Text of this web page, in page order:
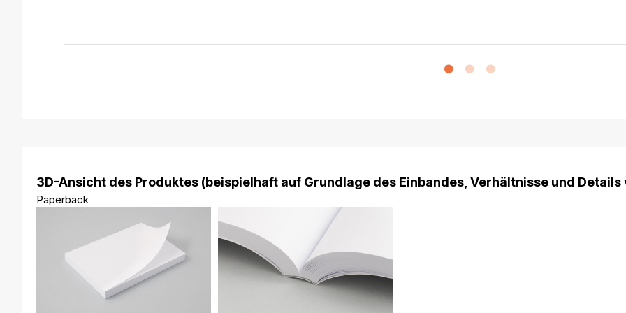
3D-Ansicht des Produktes (beispielhaft auf Grundlage des Einbandes, Verhältnisse und
Paperback